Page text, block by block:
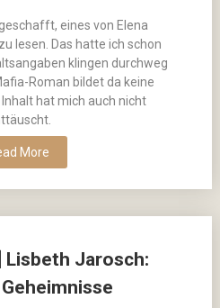
eines von Elena
lesen. Das hatte ich schon
klingen durchweg
Roman bildet da keine
hat mich auch nicht
More
Lisbeth Jarosch: